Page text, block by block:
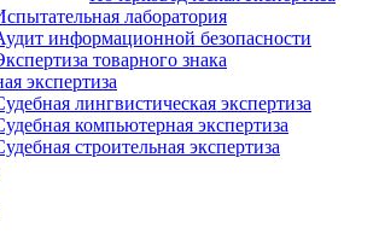
лаборатория
информационной безопасности
товарного знака
экспертиза
лингвистическая экспертиза
компьютерная экспертиза
строительная экспертиза